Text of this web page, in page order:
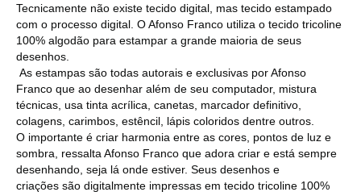
Tecnicamente não existe tecido digital, mas tecido estampado
com o processo digital. O Afonso Franco utiliza o tecido tricoline
100% algodão para estampar a grande maioria de seus
desenhos.
As estampas são todas autorais e exclusivas por Afonso
Franco que ao desenhar além de seu computador, mistura
técnicas, usa tinta acrílica, canetas, marcador definitivo,
colagens, carimbos, estêncil, lápis coloridos dentre outros.
O importante é criar harmonia entre as cores, pontos de luz e
sombra, ressalta Afonso Franco que adora criar e está sempre
desenhando, seja lá onde estiver. Seus desenhos e
criações são digitalmente impressas em tecido tricoline 100%